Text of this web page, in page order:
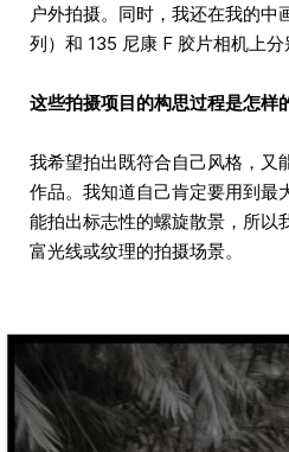
户外拍摄。同时，我还在我的中
列）和 135 尼康 F 胶片相机上分
这些拍摄项目的构思过程是怎样
我希望拍出既符合自己风格，又
作品。我知道自己肯定要用到
能拍出标志性的螺旋散景，所以
富光线或纹理的拍摄场景。